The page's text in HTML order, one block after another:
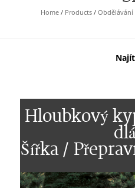
Home/ Products/
Hloubkový
Šířka /